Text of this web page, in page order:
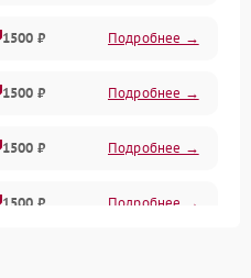
и аккумулятором
корпусом и другие
1500 ₽ Подробнее →
1500 ₽ Подробнее →
1500 ₽ Подробнее →
1500 ₽ Подробнее →